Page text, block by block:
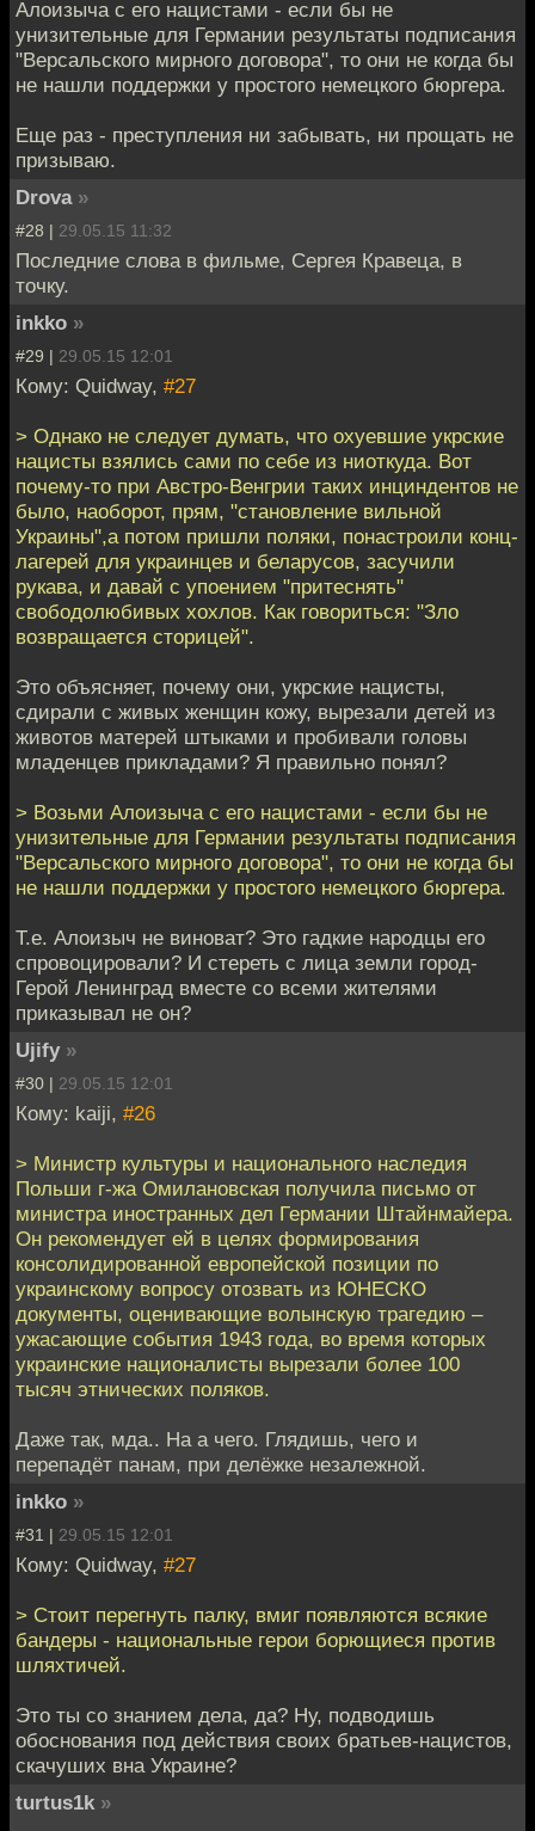
Алоизыча с его нацистами - если бы не
унизительные для Германии результаты подписания
"Версальского мирного договора", то они не когда бы
не нашли поддержки у простого немецкого бюргера.
Еще раз - преступления ни забывать, ни прощать не
призываю.
Drova »
#28 | 29.05.15 11:32
Последние слова в фильме, Сергея Кравеца, в
точку.
inkko »
#29 | 29.05.15 12:01
Кому: Quidway, #27
> Однако не следует думать, что охуевшие укрские
нацисты взялись сами по себе из ниоткуда. Вот
почему-то при Австро-Венгрии таких инциндентов не
было, наоборот, прям, "становление вильной
Украины",а потом пришли поляки, понастроили конц-
лагерей для украинцев и беларусов, засучили
рукава, и давай с упоением "притеснять"
свободолюбивых хохлов. Как говориться: "Зло
возвращается сторицей".
Это объясняет, почему они, укрские нацисты,
сдирали с живых женщин кожу, вырезали детей из
животов матерей штыками и пробивали головы
младенцев прикладами? Я правильно понял?
> Возьми Алоизыча с его нацистами - если бы не
унизительные для Германии результаты подписания
"Версальского мирного договора", то они не когда бы
не нашли поддержки у простого немецкого бюргера.
Т.е. Алоизыч не виноват? Это гадкие народцы его
спровоцировали? И стереть с лица земли город-
Герой Ленинград вместе со всеми жителями
приказывал не он?
Ujify »
#30 | 29.05.15 12:01
Кому: kaiji, #26
> Министр культуры и национального наследия
Польши г-жа Омилановская получила письмо от
министра иностранных дел Германии Штайнмайера.
Он рекомендует ей в целях формирования
консолидированной европейской позиции по
украинскому вопросу отозвать из ЮНЕСКО
документы, оценивающие волынскую трагедию –
ужасающие события 1943 года, во время которых
украинские националисты вырезали более 100
тысяч этнических поляков.
Даже так, мда.. На а чего. Глядишь, чего и
перепадёт панам, при делёжке незалежной.
inkko »
#31 | 29.05.15 12:01
Кому: Quidway, #27
> Стоит перегнуть палку, вмиг появляются всякие
бандеры - национальные герои борющиеся против
шляхтичей.
Это ты со знанием дела, да? Ну, подводишь
обоснования под действия своих братьев-нацистов,
скачуших вна Украине?
turtus1k »